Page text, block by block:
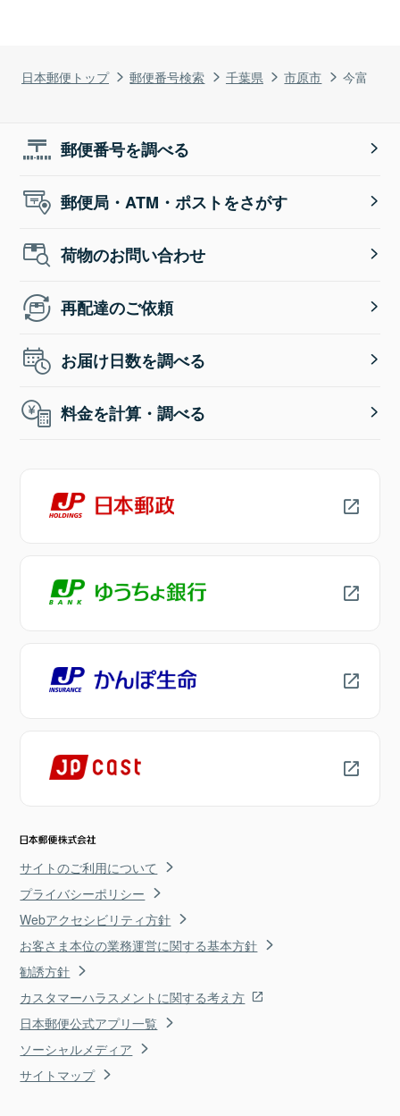
日本郵便トップ 郵便番号検索 千葉県 市原市 今富
郵便番号を調べる
郵便局・ATM・ポストをさがす
荷物のお問い合わせ
再配達のご依頼
お届け日数を調べる
料金を計算・調べる
サイトのご利用について
プライバシーポリシー
Webアクセシビリティ方針
お客さま本位の業務運営に関する基本方針
勧誘方針
カスタマーハラスメントに関する考え方
日本郵便公式アプリ一覧
ソーシャルメディア
サイトマップ